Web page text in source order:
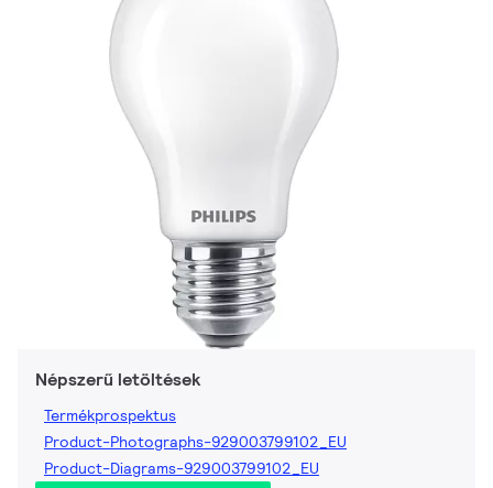
Népszerű letöltések
Termékprospektus
Product-Photographs-929003799102_EU
Product-Diagrams-929003799102_EU